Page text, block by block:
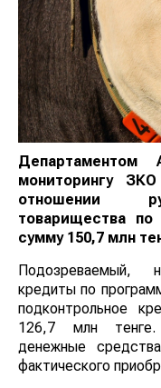
Департаментом
мониторингу
отношении
товарищества
сумму 150,7 млн
Подозреваемый,
кредиты по
подконтрольное
126,7 млн
денежные
фактического